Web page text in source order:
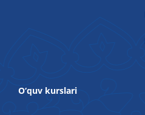
O‘quv kurslari